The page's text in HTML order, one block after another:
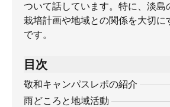
ついて話しています。特に、淡島
栽培計画や地域との関係を大切に
です。
目次
敬和キャンパスレポの紹介
雨どころと地域活動